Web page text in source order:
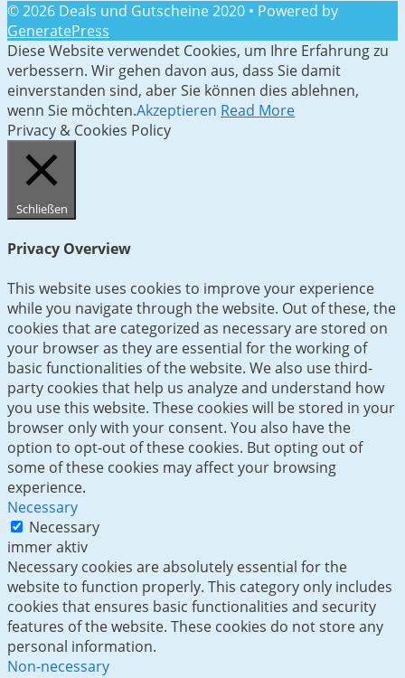
© 2026 Deals und Gutscheine 2020 • Powered by
GeneratePress
Diese Website verwendet Cookies, um Ihre Erfahrung zu
verbessern. Wir gehen davon aus, dass Sie damit
einverstanden sind, aber Sie können dies ablehnen,
wenn Sie möchten.Akzeptieren Read More
Privacy & Cookies Policy
Schließen
Privacy Overview
This website uses cookies to improve your experience
while you navigate through the website. Out of these, the
cookies that are categorized as necessary are stored on
your browser as they are essential for the working of
basic functionalities of the website. We also use third-
party cookies that help us analyze and understand how
you use this website. These cookies will be stored in your
browser only with your consent. You also have the
option to opt-out of these cookies. But opting out of
some of these cookies may affect your browsing
experience.
Necessary
Necessary
immer aktiv
Necessary cookies are absolutely essential for the
website to function properly. This category only includes
cookies that ensures basic functionalities and security
features of the website. These cookies do not store any
personal information.
Non-necessary